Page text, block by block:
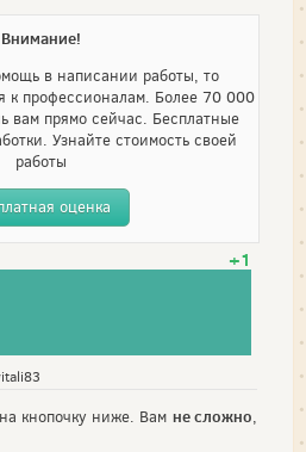
Внимание!
в написании работы, то
к профессионалам. Более 70 000
вам прямо сейчас. Бесплатные
Узнайте стоимость своей
работы
оценка
+1
кнопочку ниже. Вам не сложно,